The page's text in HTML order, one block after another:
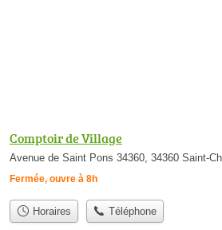
Comptoir de Village
Avenue de Saint Pons 34360, 34360 Saint-
Fermée, ouvre à 8h
Horaires Téléphone